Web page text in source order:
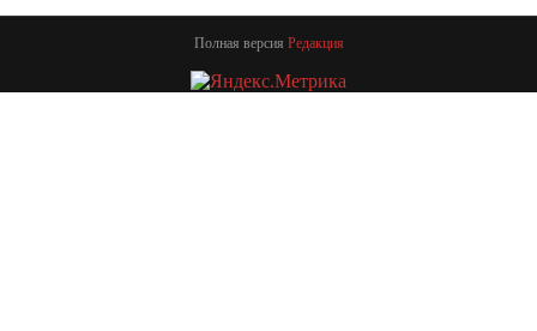
Полная версия Редакция